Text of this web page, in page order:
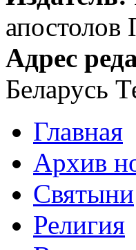
апостолов
Адрес
Беларусь
Главная
Архив
Святыни
Религия